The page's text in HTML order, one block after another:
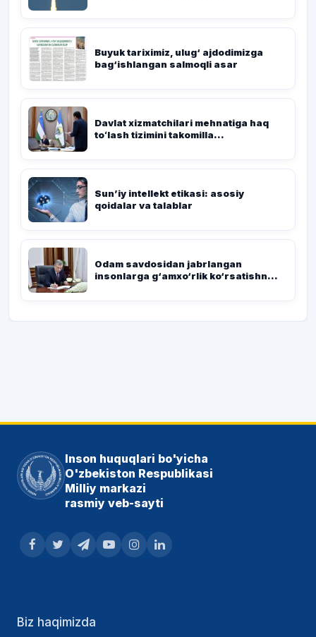
Buyuk tariximiz, ulug‘ ajdodimizga
bag‘ishlangan salmoqli asar
Davlat xizmatchilari mehnatiga haq
toʻlash tizimini takomilla...
Sun’iy intellekt etikasi: asosiy
qoidalar va talablar
Odam savdosidan jabrlangan
insonlarga g‘amxo‘rlik ko‘rsatishn...
Inson huquqlari bo'yicha
O'zbekiston Respublikasi
Milliy markazi
rasmiy veb-sayti
Biz haqimizda